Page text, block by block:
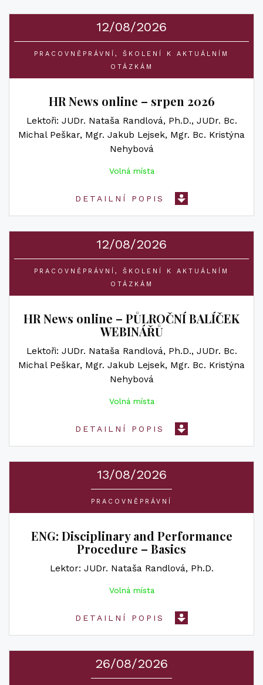
12/08/2026
PRACOVNĚPRÁVNÍ
ŠKOLENÍ K AKTUÁLNÍM
OTÁZKÁM
HR News online – srpen 2026
Lektoři JUDr. Nataša Randlová, Ph.D. JUDr. Bc.
Michal Peškar Mgr. Jakub Lejsek Mgr. Bc. Kristýna
Nehybová
Volná místa
DETAILNÍ POPIS
12/08/2026
PRACOVNĚPRÁVNÍ
ŠKOLENÍ K AKTUÁLNÍM
OTÁZKÁM
HR News online – PŮLROČNÍ BALÍČEK
WEBINÁŘŮ
Lektoři JUDr. Nataša Randlová, Ph.D. JUDr. Bc.
Michal Peškar Mgr. Jakub Lejsek Mgr. Bc. Kristýna
Nehybová
Volná místa
DETAILNÍ POPIS
13/08/2026
PRACOVNĚPRÁVNÍ
ENG: Disciplinary and Performance
Procedure – Basics
Lektor JUDr. Nataša Randlová, Ph.D.
Volná místa
DETAILNÍ POPIS
26/08/2026